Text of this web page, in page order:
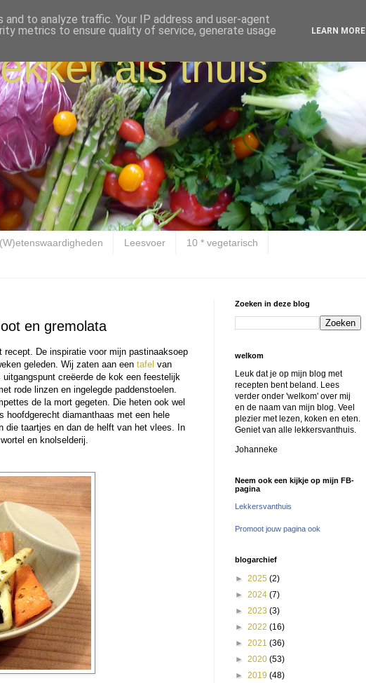
als thuis
(W)etenswaardigheden Leesvoer 10 * vegetarisch
en gremolata
De inspiratie voor mijn pastinaaksoep
geleden. Wij zaten aan een tafel van
uitgangspunt creëerde de kok een feestelijk
rode linzen en ingelegde paddenstoelen.
de la mort gegeten. Die heten ook wel
hoofdgerecht diamanthaas met een hele
die taartjes en dan de helft van het vlees. In
en knolselderij.
Zoeken in deze blog
welkom
Leuk dat je op mijn blog met
recepten bent beland. Lees
verder onder 'welkom' over mij
en de naam van mijn blog. Veel
plezier met lezen, koken en eten.
Geniet van alle lekkersvanthuis.
Johanneke
Neem ook een kijkje op mijn FB-
pagina
Lekkersvanthuis
Promoot jouw pagina ook
blogarchief
► 2025 (2)
► 2024 (7)
► 2023 (3)
► 2022 (16)
► 2021 (36)
► 2020 (53)
► 2019 (48)
to analyze traffic. Your IP address and user-agent
metrics to ensure quality of service, generate usage
LEARN MORE